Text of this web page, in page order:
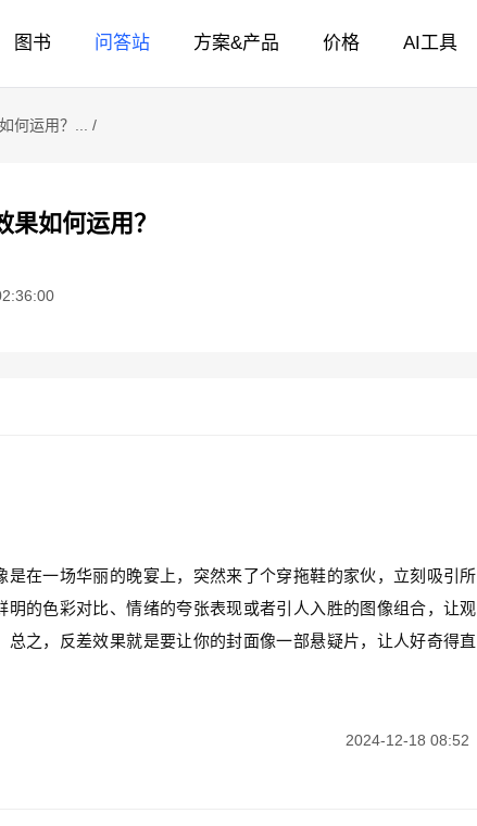
图书 问答站 方案&产品 价格 AI工具
何运用？... /
如何运用？
是在一场华丽的晚宴上，突然来了个穿拖鞋的家伙，立刻吸引所
明的色彩对比、情绪的夸张表现或者引人入胜的图像组合，让观
总之，反差效果就是要让你的封面像一部悬疑片，让人好奇得直
2024-12-18 08:52